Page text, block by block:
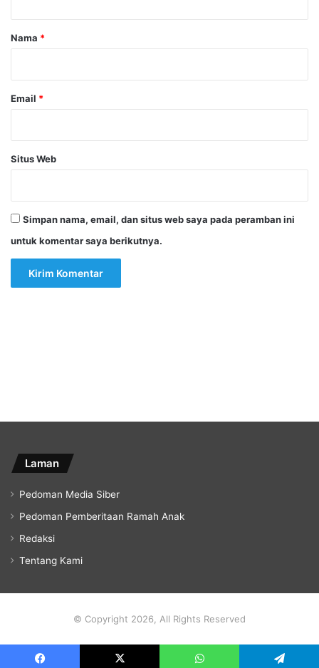
rNama *
Email *
Situs Web
Simpan nama, email, dan situs web saya pada peramban ini
untuk komentar saya berikutnya.
Laman
Pedoman Media Siber
Pedoman Pemberitaan Ramah Anak
Redaksi
Tentang Kami
© Copyright 2026, All Rights Reserved